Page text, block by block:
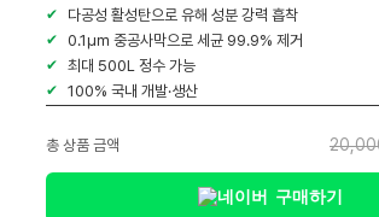
다공성 활성탄으로 유해 성분 강력 흡착
0.1㎛ 중공사막으로 세균 99.9% 제거
최대 500L 정수 가능
100% 국내 개발·생산
총 상품 금액
구매하기